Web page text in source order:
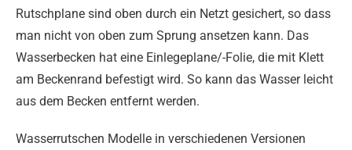
Rutschplane sind oben durch ein Netzt gesichert, so dass
man nicht von oben zum Sprung ansetzen kann. Das
Wasserbecken hat eine Einlegeplane/-Folie, die mit Klett
am Beckenrand befestigt wird. So kann das Wasser leicht
aus dem Becken entfernt werden.
Wasserrutschen Modelle in verschiedenen Versionen